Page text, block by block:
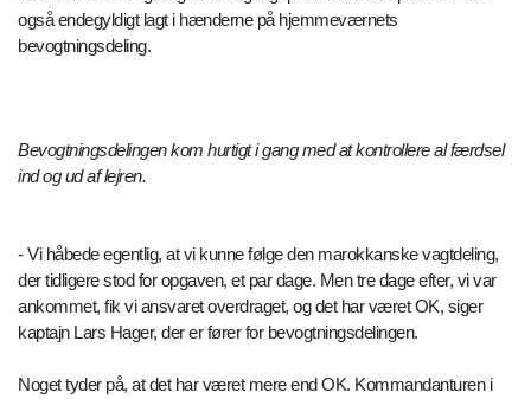
også endegyldigt lagt i hænderne på hjemmeværnets
bevogtningsdeling.
Bevogtningsdelingen kom hurtigt i gang med at kontrollere al færdsel
ind og ud af lejren.
- Vi håbede egentlig, at vi kunne følge den marokkanske vagtdeling,
der tidligere stod for opgaven, et par dage. Men tre dage efter, vi var
ankommet, fik vi ansvaret overdraget, og det har været OK, siger
kaptajn Lars Hager, der er fører for bevogtningsdelingen.
Noget tyder på, at det har været mere end OK. Kommandanturen i